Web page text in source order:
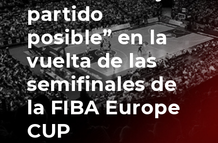
partido
posible” en la
vuelta de las
semifinales de
la FIBA Europe
CUP